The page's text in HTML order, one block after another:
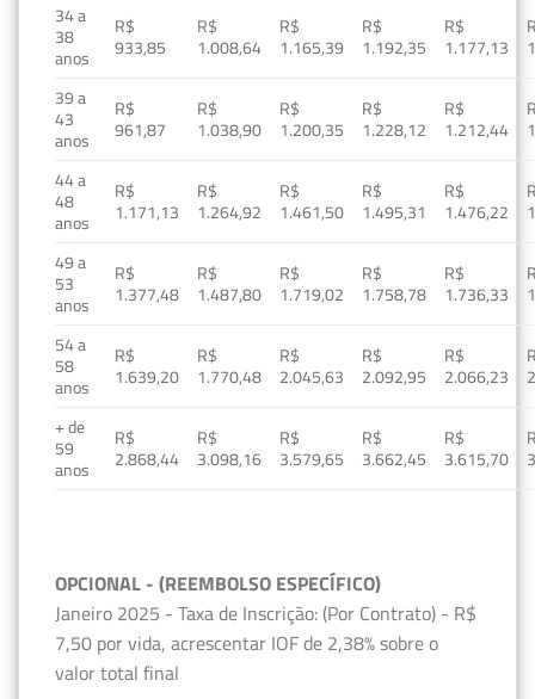
34 a
38
anos
R$
933,85
R$
1.008,64
R$
1.165,39
R$
1.192,35
R$
1.177,13
39 a
43
anos
R$
961,87
R$
1.038,90
R$
1.200,35
R$
1.228,12
R$
1.212,44
44 a
48
anos
R$
1.171,13
R$
1.264,92
R$
1.461,50
R$
1.495,31
R$
1.476,22
49 a
53
anos
R$
1.377,48
R$
1.487,80
R$
1.719,02
R$
1.758,78
R$
1.736,33
54 a
58
anos
R$
1.639,20
R$
1.770,48
R$
2.045,63
R$
2.092,95
R$
2.066,23
+ de
59
anos
R$
2.868,44
R$
3.098,16
R$
3.579,65
R$
3.662,45
R$
3.615,70
OPCIONAL - (REEMBOLSO ESPECÍFICO)
Janeiro 2025 - Taxa de Inscrição: (Por Contrato) - R$
7,50 por vida, acrescentar IOF de 2,38% sobre o
valor total final